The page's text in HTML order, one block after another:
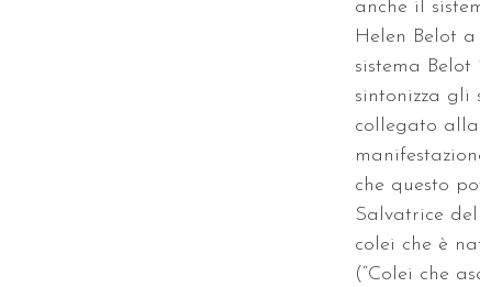
anche il
Helen Belot
sistema
sintonizza gli
collegato
che questo
Salvatrice
colei che è
(“Colei che